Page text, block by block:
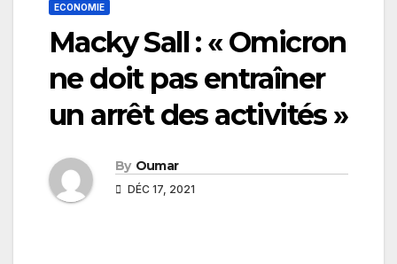
ECONOMIE
Macky Sall : « Omicron
ne doit pas entraîner
un arrêt des activités »
By Oumar
DÉC 17, 2021